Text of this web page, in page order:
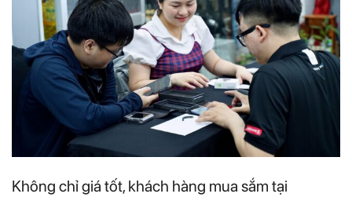
Không chỉ giá tốt, khách hàng mua sắm tại